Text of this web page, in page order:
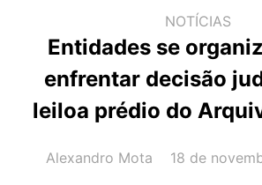
NOTÍCIAS
Entidades se
enfrentar decisão
leiloa prédio do
AUTOR(A):
Alexandro Mota DATA:
18 de